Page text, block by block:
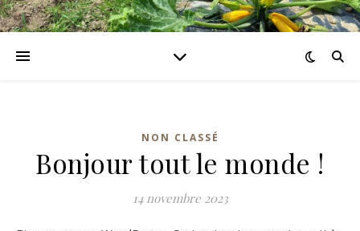
NON CLASSÉ
Bonjour tout le monde !
14 novembre 2023